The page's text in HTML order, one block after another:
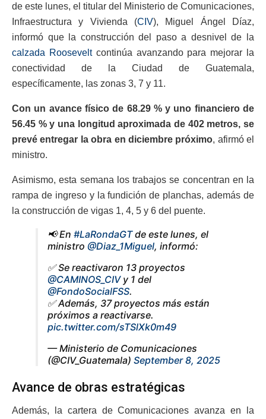
de este lunes, el titular del Ministerio de Comunicaciones,
Infraestructura y Vivienda (CIV), Miguel Ángel Díaz,
informó que la construcción del paso a desnivel de la
calzada Rooseveltcontinúa avanzando para mejorar la
conectividad de la Ciudad de Guatemala,
específicamente, las zonas 3, 7 y 11.
Con un avance físico de 68.29 % y uno financiero de
56.45 % y una longitud aproximada de 402 metros, se
prevé entregar la obra en diciembre próximo, afirmó el
ministro.
Asimismo, esta semana los trabajos se concentran en la
rampa de ingreso y la fundición de planchas, además de
la construcción de vigas 1, 4, 5 y 6 del puente.
📢 En #LaRondaGTde este lunes, el
ministro @Diaz_1Miguel, informó:
✅ Se reactivaron 13 proyectos
@CAMINOS_CIVy 1 del
@FondoSocialFSS.
✅ Además, 37 proyectos más están
próximos a reactivarse.
pic.twitter.com/sTSlXk0m49
— Ministerio de Comunicaciones
(@CIV_Guatemala) September 8, 2025
Avance de obras estratégicas
Además, la cartera de Comunicaciones avanza en la